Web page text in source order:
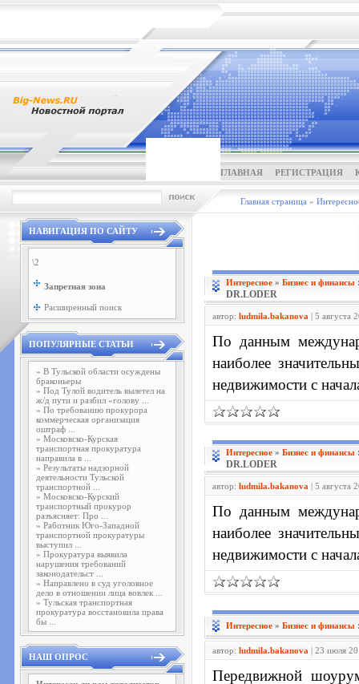
ГЛАВНАЯ РЕГИСТРАЦИЯ
Главная страница »
НАВИГАЦИЯ ПО САЙТУ
\2
Запретная зона
Расширенный поиск
ПОПУЛЯРНЫЕ СТАТЬИ
» В Тульской области осуждены
браконьеры
» Под Тулой водитель вылетел на
ж/д пути и разбил «голову ...
» По требованию прокурора
коммерческая организация
оштраф ...
» Московско-Курская
транспортная прокуратура
направила в ...
» Результаты надзорной
деятельности Тульской
транспортной ...
» Московско-Курский
транспортный прокурор
разъясняет: Про ...
» Работник Юго-Западной
транспортной прокуратуры
выступил ...
» Прокуратура выявила
нарушения требований
законодательст ...
» Направлено в суд уголовное
дело в отношении лица вовлек ...
» Тульская транспортная
прокуратура восстановила права
бы ...
НАШ ОПРОС
Интересное » Бизнес и финансы
DR.LODER
автор: ludmila.bakanova | 5 августа
По данным
наиболее
недвижимости с
Интересное » Бизнес и финансы
DR.LODER
автор: ludmila.bakanova | 5 августа
По данным
наиболее
недвижимости с
Интересное » Бизнес и финансы
автор: ludmila.bakanova | 23 июля
Передвижной